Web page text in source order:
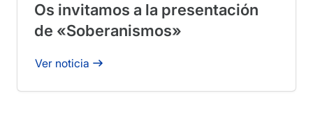
Os invitamos a la presentación
de «Soberanismos»
Ver noticia